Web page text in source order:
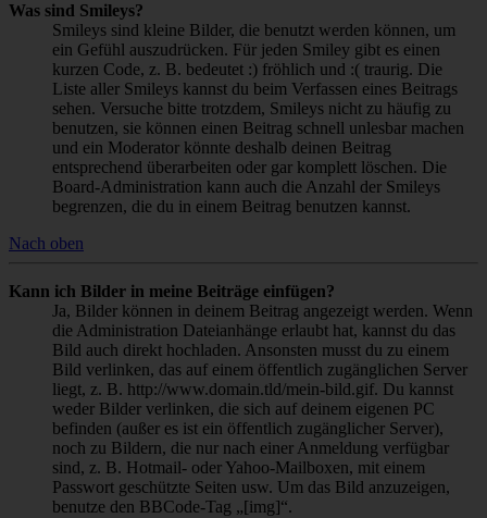
Was sind Smileys?
Smileys sind kleine Bilder, die benutzt werden können, um
ein Gefühl auszudrücken. Für jeden Smiley gibt es einen
kurzen Code, z. B. bedeutet :) fröhlich und :( traurig. Die
Liste aller Smileys kannst du beim Verfassen eines Beitrags
sehen. Versuche bitte trotzdem, Smileys nicht zu häufig zu
benutzen, sie können einen Beitrag schnell unlesbar machen
und ein Moderator könnte deshalb deinen Beitrag
entsprechend überarbeiten oder gar komplett löschen. Die
Board-Administration kann auch die Anzahl der Smileys
begrenzen, die du in einem Beitrag benutzen kannst.
Nach oben
Kann ich Bilder in meine Beiträge einfügen?
Ja, Bilder können in deinem Beitrag angezeigt werden. Wenn
die Administration Dateianhänge erlaubt hat, kannst du das
Bild auch direkt hochladen. Ansonsten musst du zu einem
Bild verlinken, das auf einem öffentlich zugänglichen Server
liegt, z. B. http://www.domain.tld/mein-bild.gif. Du kannst
weder Bilder verlinken, die sich auf deinem eigenen PC
befinden (außer es ist ein öffentlich zugänglicher Server),
noch zu Bildern, die nur nach einer Anmeldung verfügbar
sind, z. B. Hotmail- oder Yahoo-Mailboxen, mit einem
Passwort geschützte Seiten usw. Um das Bild anzuzeigen,
benutze den BBCode-Tag „[img]“.